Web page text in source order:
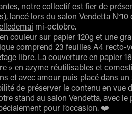
notre collectif est fier de
lancé lors du salon Vendetta N°10
mi-octobre.
couleur sur papier 120g et une
comprend 23 feuilles A4 recto-
libre. La couverture en papier
» en azyme réutilisables et
et avec amour puis placé dans
de préserver le contenu en vue
stand au salon Vendetta, avec le
pour l’occasion. ❤️